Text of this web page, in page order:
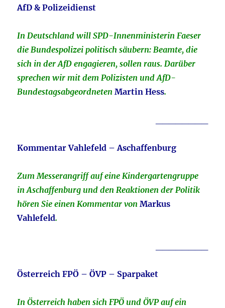
AfD & Polizeidienst
In Deutschland will SPD-Innenministerin Faeser
die Bundespolizei politisch säubern: Beamte, die
sich in der AfD engagieren, sollen raus. Darüber
sprechen wir mit dem Polizisten und AfD-
BundestagsabgeordnetenMartin Hess.
Kommentar Vahlefeld – Aschaffenburg
Zum Messerangriff auf eine Kindergartengruppe
in Aschaffenburg und den Reaktionen der Politik
hören Sie einen Kommentar vonMarkus
Vahlefeld.
Österreich FPÖ – ÖVP – Sparpaket
In Österreich haben sich FPÖ und ÖVP auf ein